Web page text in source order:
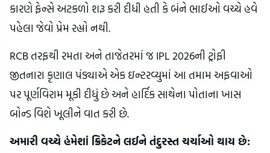
કારણે ફેન્સે અટકળો શરૂ કરી દીધી હતી કે બંને ભાઈઓ વચ્ચે હવે
પહેલા જેવો પ્રેમ રહ્યો નથી.
RCB તરફથી રમતા અને તાજેતરમાં જ IPL 2026ની ટ્રોફી
જીતનારા કૃણાલ પંડ્યાએ એક ઇન્ટરવ્યુમાં આ તમામ અફવાઓ
પર પૂર્ણવિરામ મૂકી દીધું છે અને હાર્દિક સાથેના પોતાના ખાસ
બોન્ડ વિશે ખૂલીને વાત કરી છે.
અમારી વચ્ચે હંમેશાં ક્રિકેટને લઈને તંદુરસ્ત ચર્ચાઓ થાય છે: